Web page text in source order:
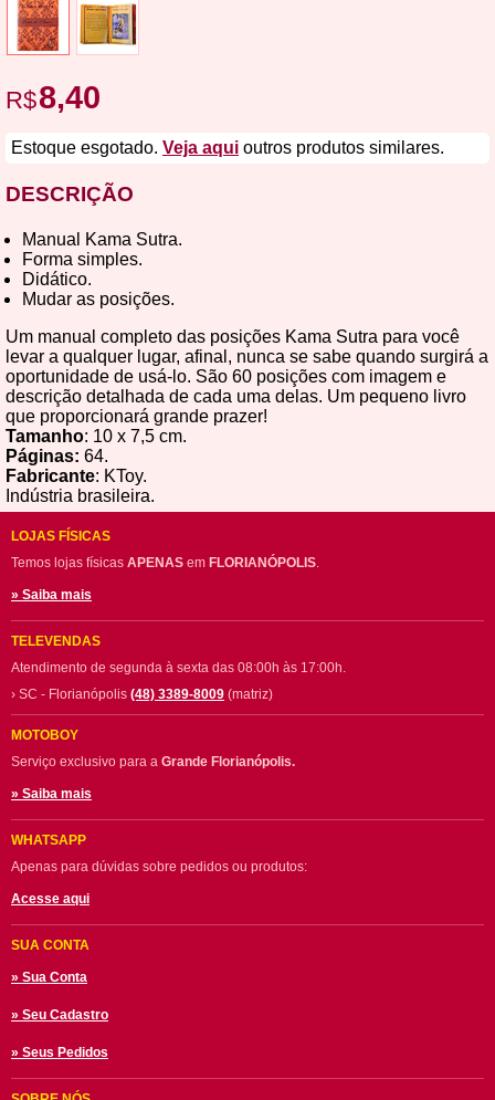
R$8,40
Estoque esgotado. Veja aqui outros produtos similares.
DESCRIÇÃO
Manual Kama Sutra.
Forma simples.
Didático.
Mudar as posições.
Um manual completo das posições Kama Sutra para você
levar a qualquer lugar, afinal, nunca se sabe quando surgirá a
oportunidade de usá-lo. São 60 posições com imagem e
descrição detalhada de cada uma delas. Um pequeno livro
que proporcionará grande prazer!
Tamanho: 10 x 7,5 cm.
Páginas: 64.
Fabricante: KToy.
Indústria brasileira.
LOJAS FÍSICAS
Temos lojas físicas APENAS em FLORIANÓPOLIS.
» Saiba mais
TELEVENDAS
Atendimento de segunda à sexta das 08:00h às 17:00h.
› SC - Florianópolis (48) 3389-8009 (matriz)
MOTOBOY
Serviço exclusivo para a Grande Florianópolis.
» Saiba mais
WHATSAPP
Apenas para dúvidas sobre pedidos ou produtos:
Acesse aqui
SUA CONTA
» Sua Conta
» Seu Cadastro
» Seus Pedidos